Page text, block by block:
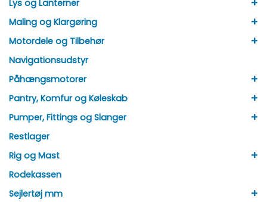
Lys og Lanterner
Maling og Klargøring +
Motordele og Tilbehør +
Navigationsudstyr
Påhængsmotorer
+
Pantry, Komfur og Køleskab +
Pumper, Fittings og Slanger +
Restlager
Rig og Mast
+
Rodekassen
Sejlertøj mm
+